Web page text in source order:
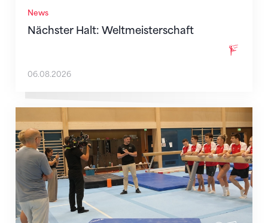
News
Nächster Halt: Weltmeisterschaft
06.08.2026
Mit klaren Zielen nach Zagreb